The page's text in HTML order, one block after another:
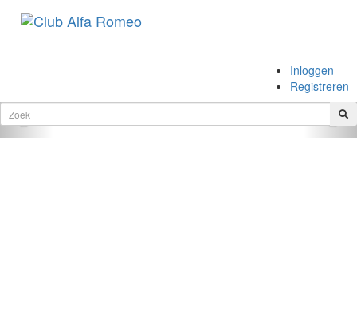
Inloggen
Registreren
Vorige